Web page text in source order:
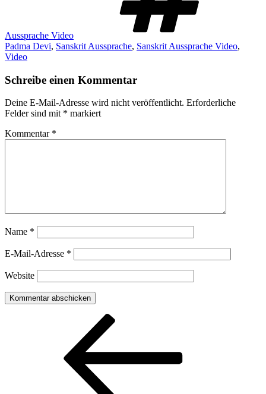
Aussprache Video
Padma Devi, Sanskrit Aussprache, Sanskrit Aussprache Video,
Video
Schreibe einen Kommentar
Deine E-Mail-Adresse wird nicht veröffentlicht. Erforderliche
Felder sind mit * markiert
Kommentar *
Name *
E-Mail-Adresse *
Website
Beitragsnavigation